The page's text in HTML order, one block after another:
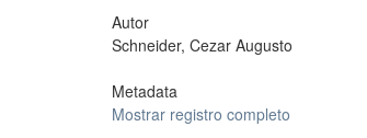
Autor
Schneider, Cezar Augusto
Metadata
Mostrar registro completo